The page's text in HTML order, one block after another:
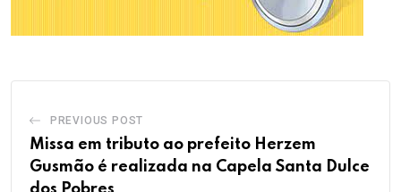
PREVIOUS POST
Missa em tributo ao prefeito Herzem
Gusmão é realizada na Capela Santa Dulce